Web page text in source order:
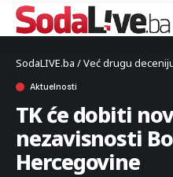
SodaLIVE.ba / Već drugu
Aktuelnosti
TK će dobiti
nezavisnosti
Hercegovine